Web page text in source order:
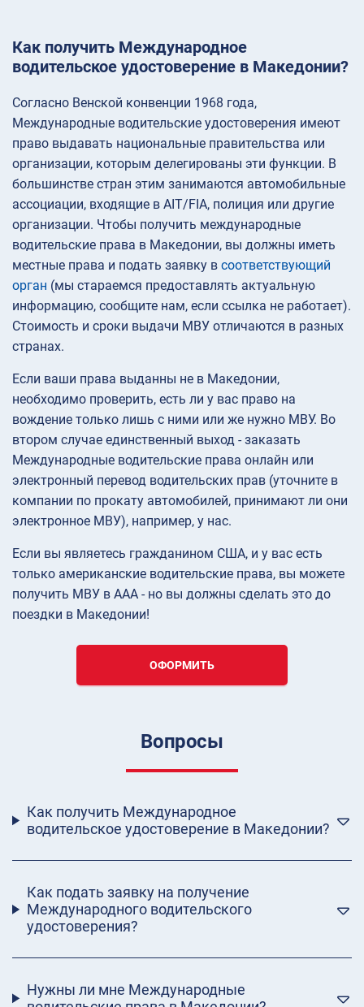
Как получить Международное
водительское удостоверение в Македонии?
Согласно Венской конвенции 1968 года,
Международные водительские удостоверения имеют
право выдавать национальные правительства или
организации, которым делегированы эти функции. В
большинстве стран этим занимаются автомобильные
ассоциации, входящие в AIT/FIA, полиция или другие
организации. Чтобы получить международные
водительские права в Македонии, вы должны иметь
местные права и подать заявку в соответствующий
орган (мы стараемся предоставлять актуальную
информацию, сообщите нам, если ссылка не работает).
Стоимость и сроки выдачи МВУ отличаются в разных
странах.
Если ваши права выданны не в Македонии,
необходимо проверить, есть ли у вас право на
вождение только лишь с ними или же нужно МВУ. Во
втором случае единственный выход - заказать
Международные водительские права онлайн или
электронный перевод водительских прав (уточните в
компании по прокату автомобилей, принимают ли они
электронное МВУ), например, у нас.
Если вы являетесь гражданином США, и у вас есть
только американские водительские права, вы можете
получить МВУ в AAA - но вы должны сделать это до
поездки в Македонии!
ОФОРМИТЬ
Вопросы
Как получить Международное
водительское удостоверение в Македонии?
Как подать заявку на получение
Международного водительского
удостоверения?
Нужны ли мне Международные